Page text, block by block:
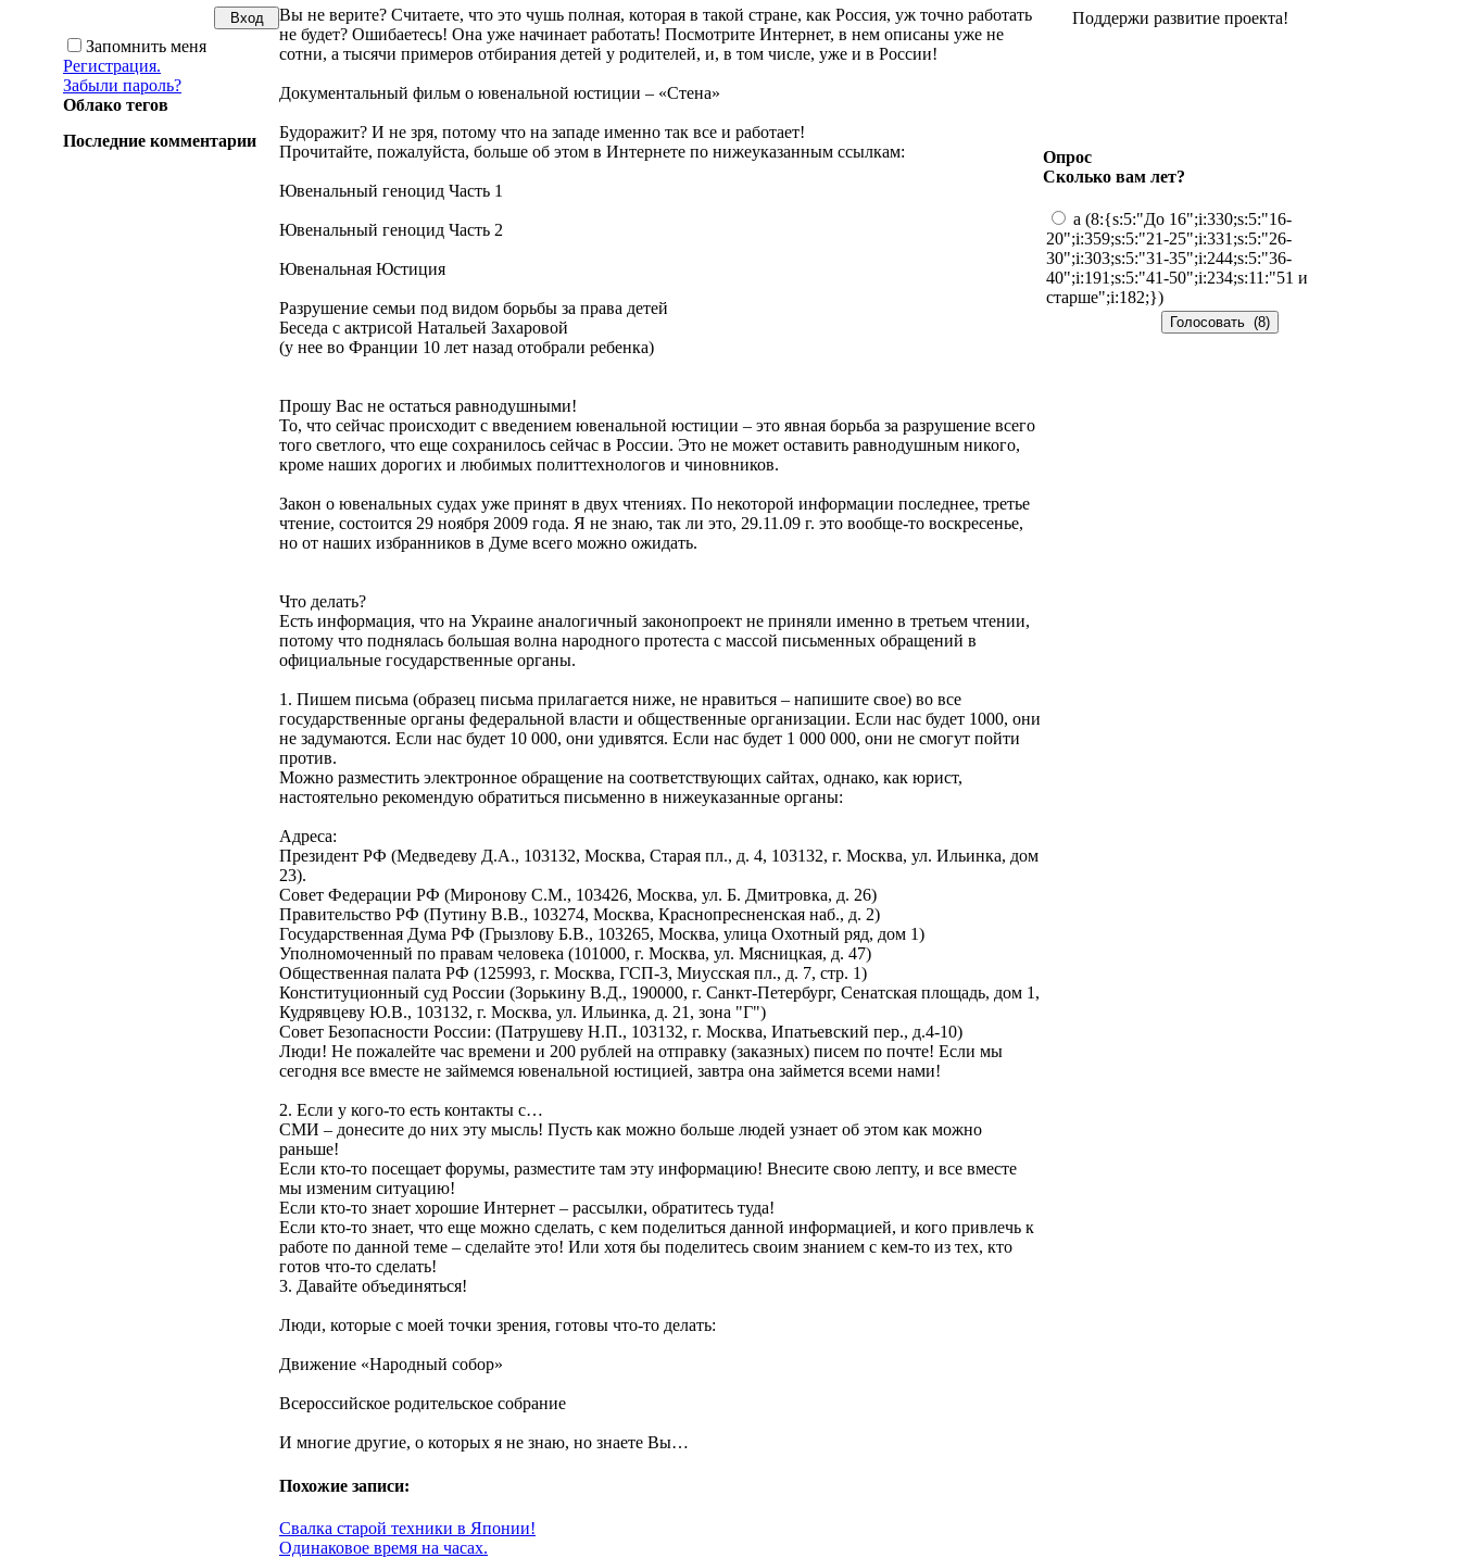
Запомнить меня
Регистрация.
Забыли пароль?
Облако тегов
Последние комментарии
Вы не верите? Считаете, что это чушь полная, которая в такой стране, как Россия, уж точно работать
не будет? Ошибаетесь! Она уже начинает работать! Посмотрите Интернет, в нем описаны уже не
сотни, а тысячи примеров отбирания детей у родителей, и, в том числе, уже и в России!
Документальный фильм о ювенальной юстиции – «Стена»
Будоражит? И не зря, потому что на западе именно так все и работает!
Прочитайте, пожалуйста, больше об этом в Интернете по нижеуказанным ссылкам:
Ювенальный геноцид Часть 1
Ювенальный геноцид Часть 2
Ювенальная Юстиция
Разрушение семьи под видом борьбы за права детей
Беседа с актрисой Натальей Захаровой
(у нее во Франции 10 лет назад отобрали ребенка)
Прошу Вас не остаться равнодушными!
То, что сейчас происходит с введением ювенальной юстиции – это явная борьба за разрушение всего
того светлого, что еще сохранилось сейчас в России. Это не может оставить равнодушным никого,
кроме наших дорогих и любимых политтехнологов и чиновников.
Закон о ювенальных судах уже принят в двух чтениях. По некоторой информации последнее, третье
чтение, состоится 29 ноября 2009 года. Я не знаю, так ли это, 29.11.09 г. это вообще-то воскресенье,
но от наших избранников в Думе всего можно ожидать.
Что делать?
Есть информация, что на Украине аналогичный законопроект не приняли именно в третьем чтении,
потому что поднялась большая волна народного протеста с массой письменных обращений в
официальные государственные органы.
1. Пишем письма (образец письма прилагается ниже, не нравиться – напишите свое) во все
государственные органы федеральной власти и общественные организации. Если нас будет 1000, они
не задумаются. Если нас будет 10 000, они удивятся. Если нас будет 1 000 000, они не смогут пойти
против.
Можно разместить электронное обращение на соответствующих сайтах, однако, как юрист,
настоятельно рекомендую обратиться письменно в нижеуказанные органы:
Адреса:
Президент РФ (Медведеву Д.А., 103132, Москва, Старая пл., д. 4, 103132, г. Москва, ул. Ильинка, дом
23).
Совет Федерации РФ (Миронову С.М., 103426, Москва, ул. Б. Дмитровка, д. 26)
Правительство РФ (Путину В.В., 103274, Москва, Краснопресненская наб., д. 2)
Государственная Дума РФ (Грызлову Б.В., 103265, Москва, улица Охотный ряд, дом 1)
Уполномоченный по правам человека (101000, г. Москва, ул. Мясницкая, д. 47)
Общественная палата РФ (125993, г. Москва, ГСП-3, Миусская пл., д. 7, стр. 1)
Конституционный суд России (Зорькину В.Д., 190000, г. Санкт-Петербург, Сенатская площадь, дом 1,
Кудрявцеву Ю.В., 103132, г. Москва, ул. Ильинка, д. 21, зона "Г")
Совет Безопасности России: (Патрушеву Н.П., 103132, г. Москва, Ипатьевский пер., д.4-10)
Люди! Не пожалейте час времени и 200 рублей на отправку (заказных) писем по почте! Если мы
сегодня все вместе не займемся ювенальной юстицией, завтра она займется всеми нами!
2. Если у кого-то есть контакты с…
СМИ – донесите до них эту мысль! Пусть как можно больше людей узнает об этом как можно
раньше!
Если кто-то посещает форумы, разместите там эту информацию! Внесите свою лепту, и все вместе
мы изменим ситуацию!
Если кто-то знает хорошие Интернет – рассылки, обратитесь туда!
Если кто-то знает, что еще можно сделать, с кем поделиться данной информацией, и кого привлечь к
работе по данной теме – сделайте это! Или хотя бы поделитесь своим знанием с кем-то из тех, кто
готов что-то сделать!
3. Давайте объединяться!
Люди, которые с моей точки зрения, готовы что-то делать:
Движение «Народный собор»
Всероссийское родительское собрание
И многие другие, о которых я не знаю, но знаете Вы…
Похожие записи:
Свалка старой техники в Японии!
Одинаковое время на часах.
Поддержи развитие проекта!
Опрос
Сколько вам лет?
a (8:{s:5:"До 16";i:330;s:5:"16-
20";i:359;s:5:"21-25";i:331;s:5:"26-
30";i:303;s:5:"31-35";i:244;s:5:"36-
40";i:191;s:5:"41-50";i:234;s:11:"51 и
старше";i:182;})